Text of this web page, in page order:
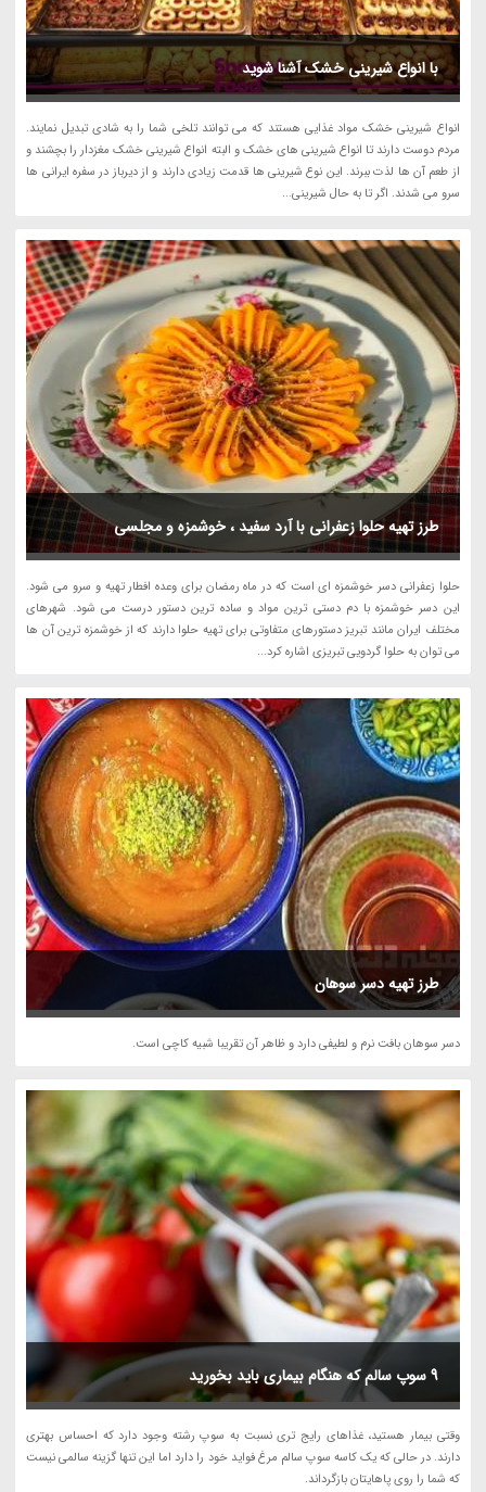
با انواع شیرینی خشک آشنا شوید
انواع شیرینی خشک مواد غذایی هستند که می توانند تلخی شما را به شادی تبدیل نمایند.
مردم دوست دارند تا انواع شیرینی های خشک و البته انواع شیرینی خشک مغزدار را بچشند و
از طعم آن ها لذت ببرند. این نوع شیرینی ها قدمت زیادی دارند و از دیرباز در سفره ایرانی ها
سرو می شدند. اگر تا به حال شیرینی...
طرز تهیه حلوا زعفرانی با آرد سفید ، خوشمزه و مجلسی
حلوا زعفرانی دسر خوشمزه ای است که در ماه رمضان برای وعده افطار تهیه و سرو می شود.
این دسر خوشمزه با دم دستی ترین مواد و ساده ترین دستور درست می شود. شهرهای
مختلف ایران مانند تبریز دستورهای متفاوتی برای تهیه حلوا دارند که از خوشمزه ترین آن ها
می توان به حلوا گردویی تبریزی اشاره کرد...
طرز تهیه دسر سوهان
دسر سوهان بافت نرم و لطیفی دارد و ظاهر آن تقریبا شبیه کاچی است.
9 سوپ سالم که هنگام بیماری باید بخورید
وقتی بیمار هستید، غذاهای رایج تری نسبت به سوپ رشته وجود دارد که احساس بهتری
دارند. در حالی که یک کاسه سوپ سالم مرغ فواید خود را دارد اما این تنها گزینه سالمی نیست
که شما را روی پاهایتان بازگرداند.